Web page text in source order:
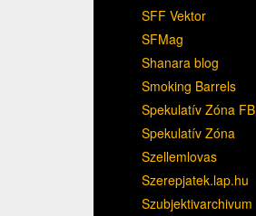
SFF Vektor
SFMag
Shanara blog
Smoking Barrels
Spekulatív Zóna FB
Spekulatív Zóna
Szellemlovas
Szerepjatek.lap.hu
Szubjektivarchivum